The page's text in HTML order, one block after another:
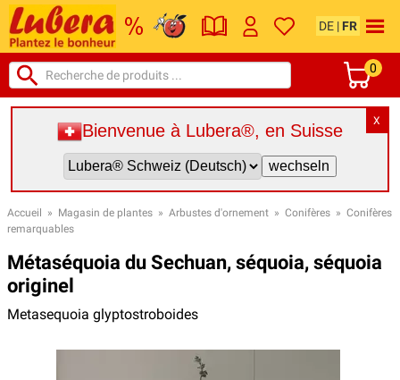
DE | FR
0
X
Bienvenue à Lubera®, en Suisse
Accueil » Magasin de plantes » Arbustes d'ornement » Conifères » Conifères
remarquables
Métaséquoia du Sechuan, séquoia, séquoia
originel
Metasequoia glyptostroboides